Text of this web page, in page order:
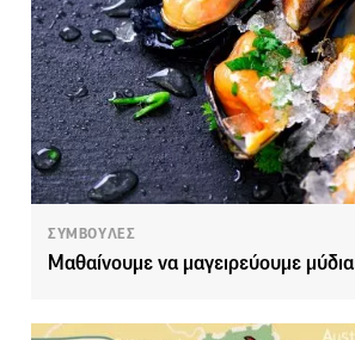
ΣΥΜΒΟΥΛΕΣ
Μαθαίνουμε να μαγειρεύουμε μύδια